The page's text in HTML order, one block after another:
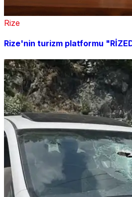
Rize
Rize'nin turizm platformu